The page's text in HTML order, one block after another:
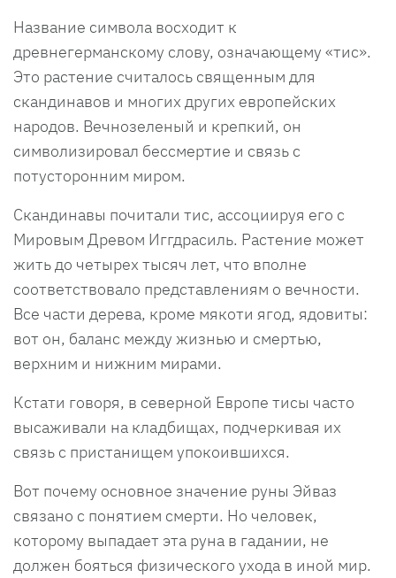
Название символа восходит к
древнегерманскому слову, означающему «тис».
Это растение считалось священным для
скандинавов и многих других европейских
народов. Вечнозеленый и крепкий, он
символизировал бессмертие и связь с
потусторонним миром.
Скандинавы почитали тис, ассоциируя его с
Мировым Древом Иггдрасиль. Растение может
жить до четырех тысяч лет, что вполне
соответствовало представлениям о вечности.
Все части дерева, кроме мякоти ягод, ядовиты:
вот он, баланс между жизнью и смертью,
верхним и нижним мирами.
Кстати говоря, в северной Европе тисы часто
высаживали на кладбищах, подчеркивая их
связь с пристанищем упокоившихся.
Вот почему основное значение руны Эйваз
связано с понятием смерти. Но человек,
которому выпадает эта руна в гадании, не
должен бояться физического ухода в иной мир.